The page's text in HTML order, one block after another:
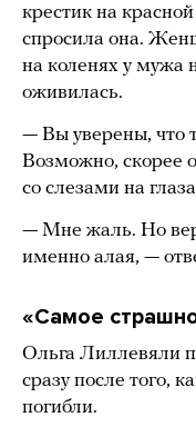
крестик на
спросила она.
на коленях у мужа
оживилась.
— Вы уверены, что
Возможно, скорее
со слезами на
— Мне жаль. Но
именно алая, —
«Самое
Ольга Лиллевяли
сразу после того,
погибли.